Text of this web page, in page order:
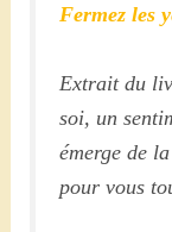
Fermez les
Extrait du
soi, un
émerge de
pour vous